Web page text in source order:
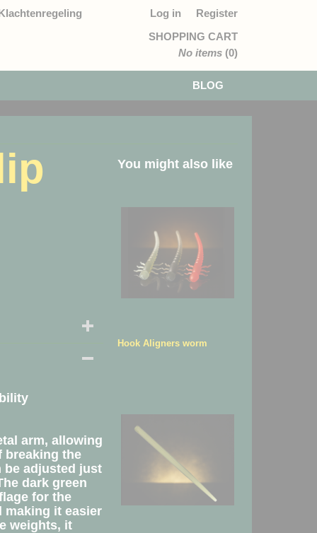
Log in
Register
SHOPPING CART
No items (0)
BLOG
arm, allowing
breaking the
be adjusted just
dark green
for the
making it easier
weights, it
You might also like
Hook Aligners worm